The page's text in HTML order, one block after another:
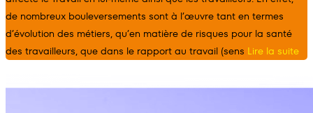
de nombreux bouleversements sont à l’œuvre tant en termes
d’évolution des métiers, qu’en matière de risques pour la santé
des travailleurs, que dans le rapport au travail (sens Lire la suite